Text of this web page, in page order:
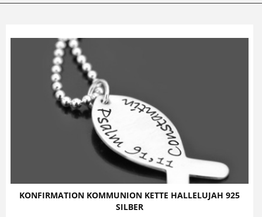
KONFIRMATION KOMMUNION KETTE HALLELUJAH 925
SILBER